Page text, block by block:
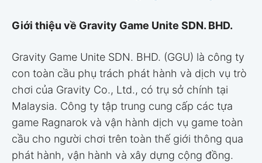
Giới thiệu về Gravity Game Unite SDN. BHD.
Gravity Game Unite SDN. BHD. (GGU) là công ty
con toàn cầu phụ trách phát hành và dịch vụ trò
chơi của Gravity Co., Ltd., có trụ sở chính tại
Malaysia. Công ty tập trung cung cấp các tựa
game Ragnarok và vận hành dịch vụ game toàn
cầu cho người chơi trên toàn thế giới thông qua
phát hành, vận hành và xây dựng cộng đồng.